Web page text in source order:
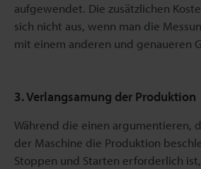
aufgewendet. Die zusätzlichen
sich nicht aus, wenn man die
mit einem anderen und genaueren
3. Verlangsamung der Produktion
Während die einen argumentieren,
der Maschine die Produktion
Stoppen und Starten erforderlich